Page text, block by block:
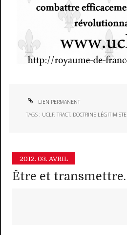
LIEN PERMANENT
TAGS : UCLF,TRACT, DOCTRINE LÉGITIMISTE
2012. 03. AVRIL
Être et transmettre.